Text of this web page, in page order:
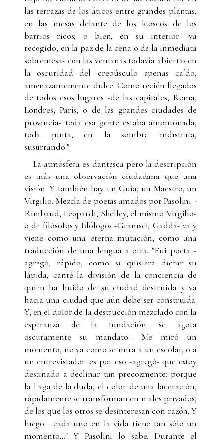
las terrazas de los áticos entre grandes plantas,
en las mesas delante de los kioscos de los
barrios ricos; o bien, en su interior -ya
recogido, en la paz de la cena o de la inmediata
sobremesa- con las ventanas todavía abiertas en
la oscuridad del crepúsculo apenas caído,
amenazantemente dulce. Como recién llegados
de todos esos lugares -de las capitales, Roma,
Londres, París, o de las grandes ciudades de
provincia- toda esa gente estaba amontonada,
toda junta, en la sombra indistinta,
susurrando."
La atmósfera es dantesca pero la descripción
es más una observación ciudadana que una
visión. Y también hay un Guía, un Maestro, un
Virgilio. Mezcla de poetas amados por Pasolini -
Rimbaud, Leopardi, Shelley, el mismo Virgilio-
o de filósofos y filólogos -Gramsci, Gadda- va y
viene como una eterna mutación, como una
traducción de una lengua a otra. "Fui poeta -
agregó, rápido, como si quisiera dictar su
lápida, canté la división de la conciencia de
quien ha huido de su ciudad destruida y va
hacia una ciudad que aún debe ser construida.
Y, en el dolor de la destrucción mezclado con la
esperanza de la fundación, se agota
oscuramente su mandato… Me miró un
momento, no ya como se mira a un escolar, o a
un entrevistador: es por eso -agregó- que estoy
destinado a declinar tan precozmente: porque
la llaga de la duda, el dolor de una laceración,
rápidamente se transforman en males privados,
de los que los otros se desinteresan con razón. Y
luego… cada uno en la vida tiene tan sólo un
momento..." Y Pasolini lo sabe. Durante el